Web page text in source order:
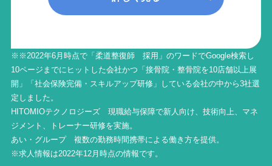
※※2022年6月時点で「柔道整復師 採用」のワードでGoogle検索し
10ページまでにヒットした会社かつ「接骨院・整骨院を10店舗以上展
開」「社会保険完備・スキルアップ研修」している会社の中から3社選
定しました。
HITOMIOテクノロジーズ 現職給与保障で新人向け、技術向上、マネ
ジメント、トレーナー研修を実施。
あい・グループ 複数の勤務時間携帯による働き方を提供。
※求人情報は2022年12月時点の情報です。